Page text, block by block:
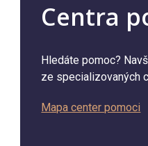
Centra
Hledáte pomoc?
ze specializovaných
Mapa center pomoci